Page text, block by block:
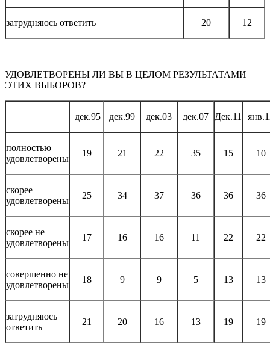
затрудняюсь ответить 20 12
УДОВЛЕТВОРЕНЫ ЛИ ВЫ В ЦЕЛОМ РЕЗУЛЬТАТАМИ
ЭТИХ ВЫБОРОВ?
дек.95 дек.99 дек.03 дек.07 Дек.11
полностью
удовлетворены
19 21 22 35 15 10
скорее
удовлетворены
25 34 37 36 36 36
скорее не
удовлетворены
17 16 16 11 22 22
совершенно не
удовлетворены
18 9 9 5 13 13
затрудняюсь
ответить
21 20 16 13 19 19